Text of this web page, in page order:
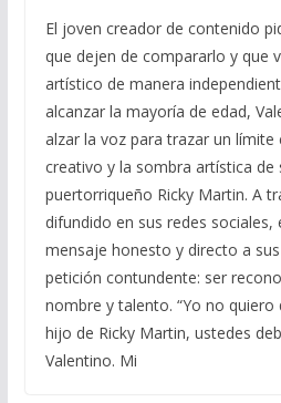
El joven creador de contenido
que dejen de compararlo y que
artístico de manera
alcanzar la mayoría de edad,
alzar la voz para trazar un
creativo y la sombra artística de
puertorriqueño Ricky Martin. A
difundido en sus redes sociales,
mensaje honesto y directo a
petición contundente: ser
nombre y talento. “Yo no
hijo de Ricky Martin, ustedes
Valentino. Mi